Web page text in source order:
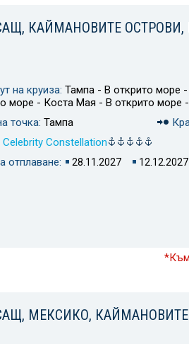
КАЙМАНОВИТЕ
на круиза: Тампа - В открито море
море - Коста Мая - В открито море
точка: Тампа
Celebrity Constellation
отплаване:
28.11.2027 12.12.2027
*Към
МЕКСИКО, КАЙМАНОВИТЕ